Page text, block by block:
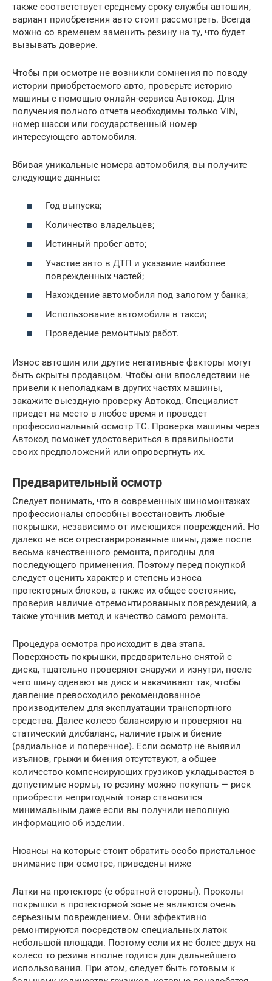
также соответствует среднему сроку службы автошин,
вариант приобретения авто стоит рассмотреть. Всегда
можно со временем заменить резину на ту, что будет
вызывать доверие.
Чтобы при осмотре не возникли сомнения по поводу
истории приобретаемого авто, проверьте историю
машины с помощью онлайн-сервиса Автокод. Для
получения полного отчета необходимы только VIN,
номер шасси или государственный номер
интересующего автомобиля.
Вбивая уникальные номера автомобиля, вы получите
следующие данные:
Год выпуска;
Количество владельцев;
Истинный пробег авто;
Участие авто в ДТП и указание наиболее
поврежденных частей;
Нахождение автомобиля под залогом у банка;
Использование автомобиля в такси;
Проведение ремонтных работ.
Износ автошин или другие негативные факторы могут
быть скрыты продавцом. Чтобы они впоследствии не
привели к неполадкам в других частях машины,
закажите выездную проверку Автокод. Специалист
приедет на место в любое время и проведет
профессиональный осмотр ТС. Проверка машины через
Автокод поможет удостовериться в правильности
своих предположений или опровергнуть их.
Предварительный осмотр
Следует понимать, что в современных шиномонтажах
профессионалы способны восстановить любые
покрышки, независимо от имеющихся повреждений. Но
далеко не все отреставрированные шины, даже после
весьма качественного ремонта, пригодны для
последующего применения. Поэтому перед покупкой
следует оценить характер и степень износа
протекторных блоков, а также их общее состояние,
проверив наличие отремонтированных повреждений, а
также уточнив метод и качество самого ремонта.
Процедура осмотра происходит в два этапа.
Поверхность покрышки, предварительно снятой с
диска, тщательно проверяют снаружи и изнутри, после
чего шину одевают на диск и накачивают так, чтобы
давление превосходило рекомендованное
производителем для эксплуатации транспортного
средства. Далее колесо балансирую и проверяют на
статический дисбаланс, наличие грыж и биение
(радиальное и поперечное). Если осмотр не выявил
изъянов, грыжи и биения отсутствуют, а общее
количество компенсирующих грузиков укладывается в
допустимые нормы, то резину можно покупать — риск
приобрести непригодный товар становится
минимальным даже если вы получили неполную
информацию об изделии.
Нюансы на которые стоит обратить особо пристальное
внимание при осмотре, приведены ниже
Латки на протекторе (с обратной стороны). Проколы
покрышки в протекторной зоне не являются очень
серьезным повреждением. Они эффективно
ремонтируются посредством специальных латок
небольшой площади. Поэтому если их не более двух на
колесо то резина вполне годится для дальнейшего
использования. При этом, следует быть готовым к